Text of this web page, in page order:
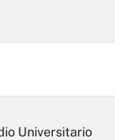
Universitario